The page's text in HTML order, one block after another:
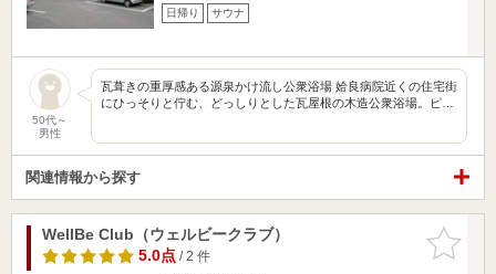
日帰り サウナ
50代～
男性
瓦葺きの重厚感ある源泉かけ流し公衆浴場 姶良病院近くの住宅街
にひっそりと佇む、どっしりとした瓦屋根の木造公衆浴場。ピ…
関連情報から探す
お気に入
りに追加
WellBe Club（ウェルビークラブ）
5.0点/ 2 件